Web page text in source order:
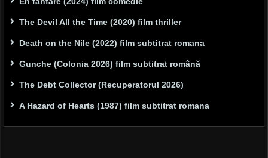
The Devil All the Time (2020) film thriller
Death on the Nile (2022) film subtitrat romana
Gunche (Colonia 2026) film subtitrat română
The Debt Collector (Recuperatorul 2026)
A Hazard of Hearts (1987) film subtitrat romana